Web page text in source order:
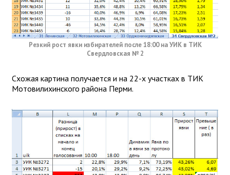
Резкий рост явки избирателей после 18:00 на УИК в ТИК
Свердловская № 2
Схожая картина получается и на 22-х участках в ТИК
Мотовилихинского района Перми.